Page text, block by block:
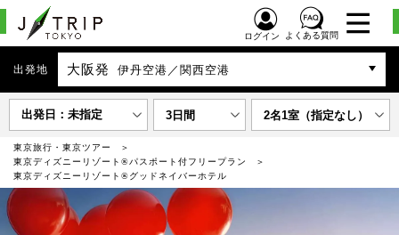
ログイン よくある質問
出発地 大阪発 伊丹空港／関西空港
出発日：未指定 3日間 2名1室（指定なし）
東京旅行・東京ツアー
東京ディズニーリゾート®パスポート付フリープラン
東京ディズニーリゾート®グッドネイバーホテル